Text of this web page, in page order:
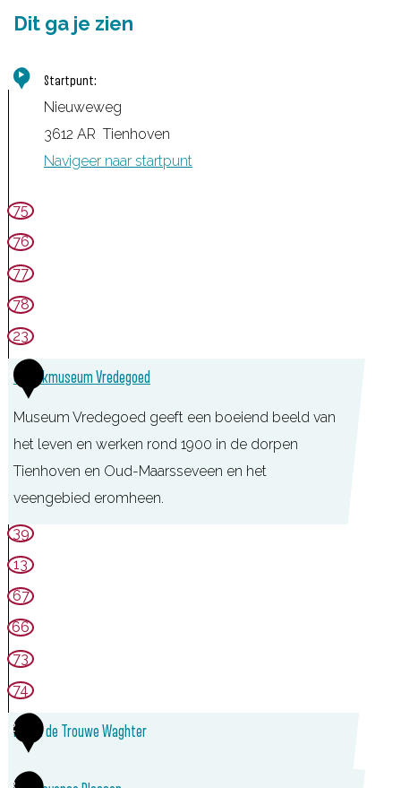
Dit ga je zien
Startpunt:
Nieuweweg
3612 AR Tienhoven
Navigeer naar startpunt
75
76
77
78
23
1Streekmuseum Vredegoed
Museum Vredegoed geeft een boeiend beeld van
het leven en werken rond 1900 in de dorpen
Tienhoven en Oud-Maarsseveen en het
veengebied eromheen.
S
t
r
e
k
m
u
s
e
39
13
67
66
73
74
2Molen de Trouwe Waghter